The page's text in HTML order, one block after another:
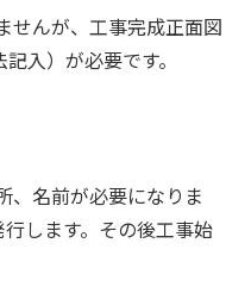
せんが、工事完成正面図
入）が必要です。
、名前が必要になりま
します。その後工事始